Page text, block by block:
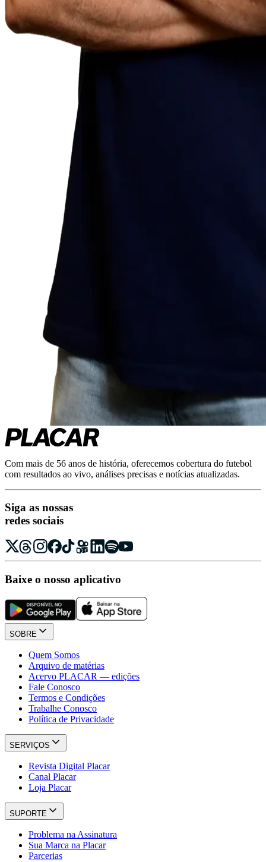
Com mais de 56 anos de história, oferecemos cobertura do futebol
com resultados ao vivo, análises precisas e notícias atualizadas.
Siga as nossas
redes sociais
Baixe o nosso aplicativo
SOBRE
Quem Somos
Arquivo de matérias
Acervo PLACAR — edições
Fale Conosco
Termos e Condições
Trabalhe Conosco
Política de Privacidade
SERVIÇOS
Revista Digital Placar
Canal Placar
Loja Placar
SUPORTE
Problema na Assinatura
Sua Marca na Placar
Parcerias